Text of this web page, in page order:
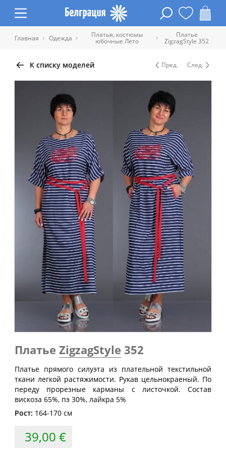
Главная Одежда Платья, костюмы
юбочные Лето
Платье
ZigzagStyle 352
Таблица размеров одежды
Размер
Обхват
груди
(см)
Обхват
талии
(см)
Обхват
бедер
(см)
40
80 60-64
88
42
84 64-68
92
68-72
92 72-76
50
100 80-84
52
104 84-88
112
54
108 88-92
116
56
112 92-96
60
К списку моделей Пред. След.
Платье ZigzagStyle 352
Платье прямого силуэта из плательной текстильной
ткани легкой растяжимости. Рукав цельнокраеный. По
переду прорезные карманы с листочкой. Состав
вискоза 65%, пэ 30%, лайкра 5%
Рост: 164-170 см
39,00 €